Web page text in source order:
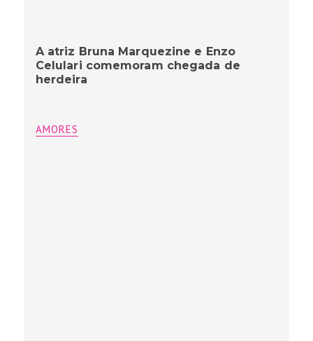
A atriz Bruna Marquezine e Enzo
Celulari comemoram chegada de
herdeira
AMORES